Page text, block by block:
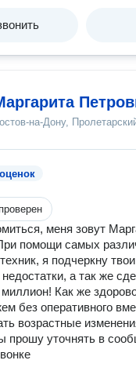
на-Дону,
меня зовут
помощи самых
я подчеркну
а так же
Как же
без оперативного
возрастные
прошу уточнять в